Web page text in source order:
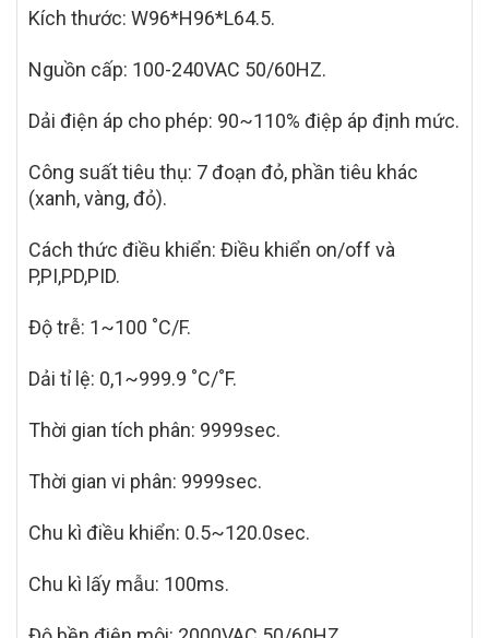
Kích thước: W96*H96*L64.5.
Nguồn cấp: 100-240VAC 50/60HZ.
Dải điện áp cho phép: 90~110% điệp áp định mức.
Công suất tiêu thụ: 7 đoạn đỏ, phần tiêu khác
(xanh, vàng, đỏ).
Cách thức điều khiển: Điều khiển on/off và
P,PI,PD,PID.
Độ trễ: 1~100 ˚C/F.
Dải tỉ lệ: 0,1~999.9 ˚C/˚F.
Thời gian tích phân: 9999sec.
Thời gian vi phân: 9999sec.
Chu kì điều khiển: 0.5~120.0sec.
Chu kì lấy mẫu: 100ms.